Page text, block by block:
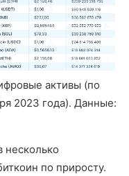
активы (по
2023 года). Данные:
несколько
по приросту.